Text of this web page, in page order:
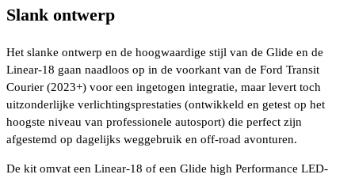
Slank ontwerp
Het slanke ontwerp en de hoogwaardige stijl van de Glide en de
Linear-18 gaan naadloos op in de voorkant van de Ford Transit
Courier (2023+) voor een ingetogen integratie, maar levert toch
uitzonderlijke verlichtingsprestaties (ontwikkeld en getest op het
hoogste niveau van professionele autosport) die perfect zijn
afgestemd op dagelijks weggebruik en off-road avonturen.
De kit omvat een Linear-18 of een Glide high Performance LED-